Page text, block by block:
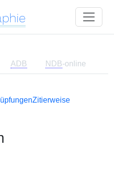
ADB NDB-online
Zitierweise